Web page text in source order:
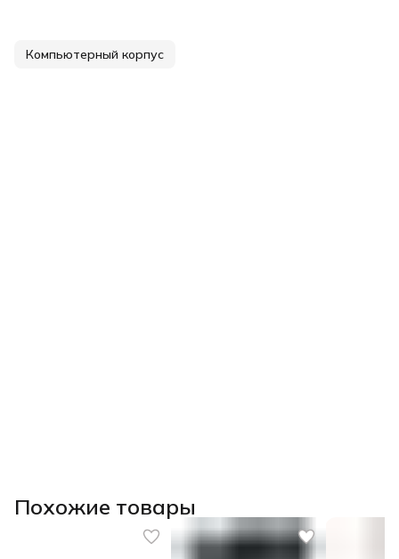
Компьютерный корпус
Похожие товары